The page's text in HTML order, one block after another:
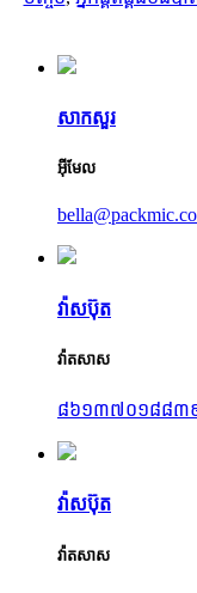
សាកសួរ
អ៊ីមែល
វ៉ាសប៊ុត
វ៉ាតសាស
៨៦១៣៧០១៨៨៣
វ៉ាសប៊ុត
វ៉ាតសាស